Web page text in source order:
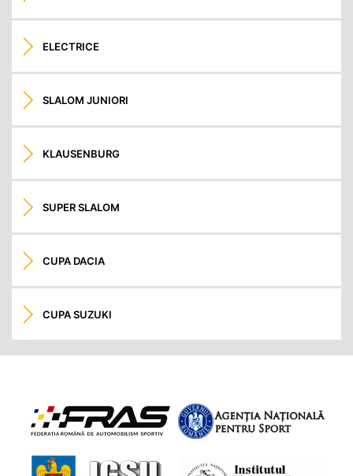
ELECTRICE
SLALOM JUNIORI
KLAUSENBURG
SUPER SLALOM
CUPA DACIA
CUPA SUZUKI